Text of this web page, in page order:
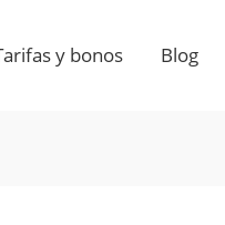
y bonos Blog